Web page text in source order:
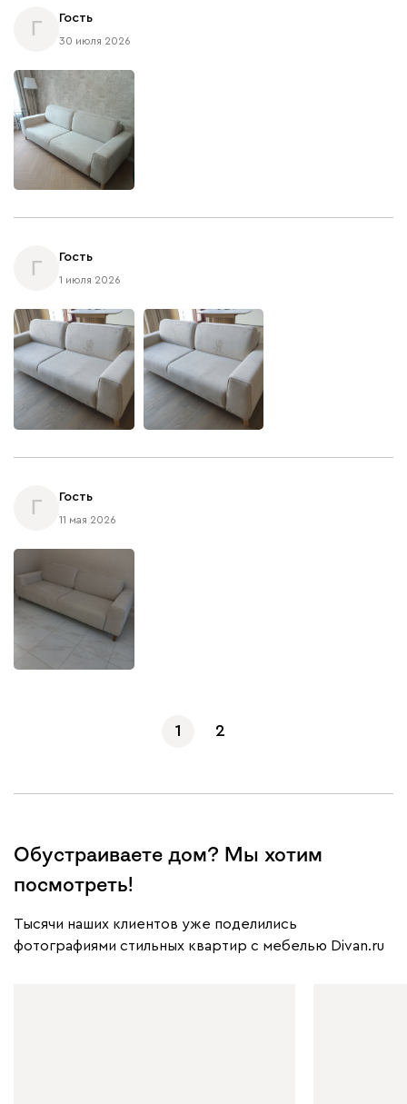
Г
Гость
30 июля 2026
Г
Гость
1 июля 2026
Г
Гость
11 мая 2026
1 2
Обустраиваете дом? Мы хотим
посмотреть!
Тысячи наших клиентов уже поделились
фотографиями стильных квартир с мебелью Divan.ru